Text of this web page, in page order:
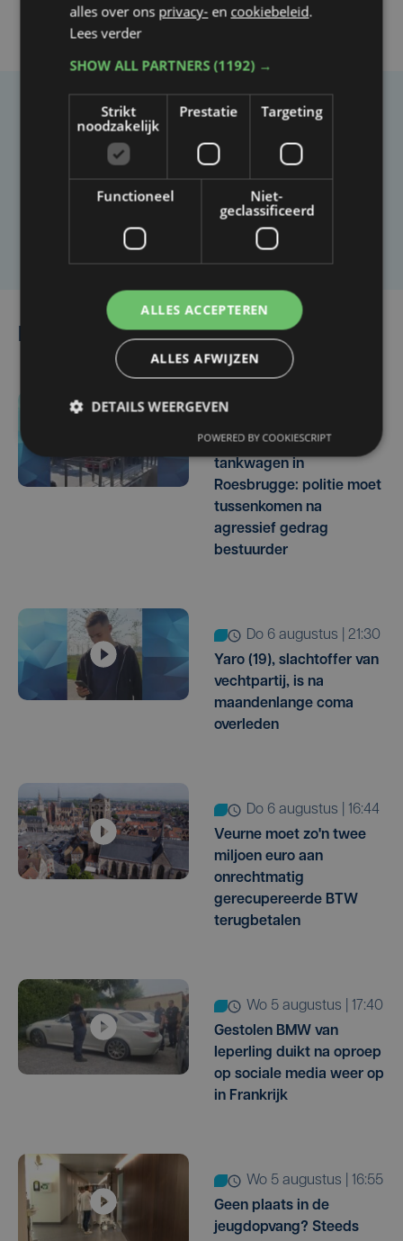
Taalfout opgemerkt?
Heb je een taal- of schrijffout opgemerkt in dit
artikel?
Laat het ons weten
Lees ook
KIJK. Wagen rijdt in op
tankwagen in
Roesbrugge: politie moet
tussenkomen na
agressief gedrag
bestuurder
do 6 augustus | 21:30
Yaro (19), slachtoffer van
vechtpartij, is na
maandenlange coma
overleden
do 6 augustus | 16:44
Veurne moet zo'n twee
miljoen euro aan
onrechtmatig
gerecupereerde BTW
terugbetalen
wo 5 augustus | 17:40
Gestolen BMW van
Ieperling duikt na oproep
op sociale media weer op
in Frankrijk
wo 5 augustus | 16:55
Geen plaats in de
jeugdopvang? Steeds
alles over ons privacy- en cookiebeleid.
Lees verder
SHOW ALL PARTNERS(1192) →
Strikt
noodzakelijk
Prestatie Targeting
Functioneel
Niet-
geclassificeerd
ALLES ACCEPTEREN
ALLES AFWIJZEN
DETAILS WEERGEVEN
POWERED BY COOKIESCRIPT